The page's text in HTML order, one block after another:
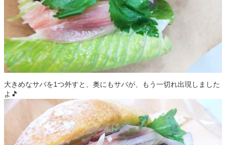
大きめなサバを1つ外すと、奥にもサバが、もう一切れ出現しました
よ🎵